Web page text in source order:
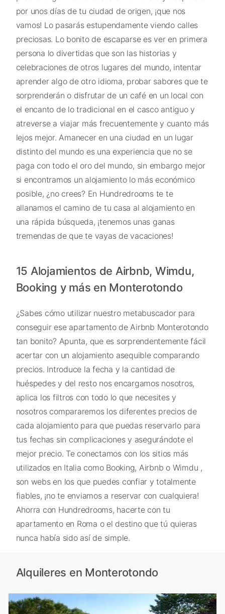
por unos días de tu ciudad de origen, ¡que nos
vamos! Lo pasarás estupendamente viendo calles
preciosas. Lo bonito de escaparse es ver en primera
persona lo divertidas que son las historias y
celebraciones de otros lugares del mundo, intentar
aprender algo de otro idioma, probar sabores que te
sorprenderán o disfrutar de un café en un local con
el encanto de lo tradicional en el casco antiguo y
atreverse a viajar más frecuentemente y cuanto más
lejos mejor. Amanecer en una ciudad en un lugar
distinto del mundo es una experiencia que no se
paga con todo el oro del mundo, sin embargo mejor
si encontramos un alojamiento lo más económico
posible, ¿no crees? En Hundredrooms te te
allanamos el camino de tu casa al alojamiento en
una rápida búsqueda, ¡tenemos unas ganas
tremendas de que te vayas de vacaciones!
15 Alojamientos de Airbnb, Wimdu,
Booking y más en Monterotondo
¿Sabes cómo utilizar nuestro metabuscador para
conseguir ese apartamento de Airbnb Monterotondo
tan bonito? Apunta, que es sorprendentemente fácil
acertar con un alojamiento asequible comparando
precios. Introduce la fecha y la cantidad de
huéspedes y del resto nos encargamos nosotros,
aplica los filtros con todo lo que necesites y
nosotros compararemos los diferentes precios de
cada alojamiento para que puedas reservarlo para
tus fechas sin complicaciones y asegurándote el
mejor precio. Te conectamos con los sitios más
utilizados en Italia como Booking, Airbnb o Wimdu ,
son webs en los que puedes confiar y totalmente
fiables, ¡no te enviamos a reservar con cualquiera!
Ahorra con Hundredrooms, hacerte con tu
apartamento en Roma o el destino que tú quieras
nunca había sido así de simple.
Alquileres en Monterotondo